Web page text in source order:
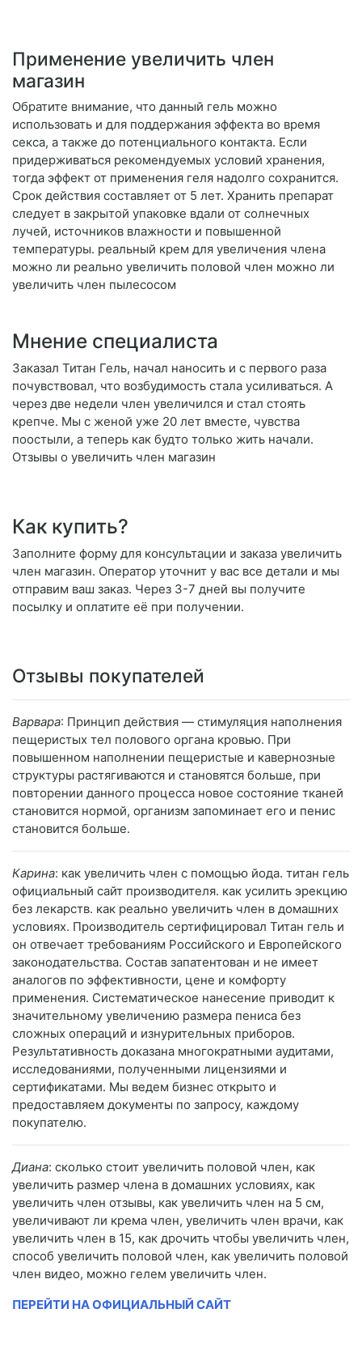
Применение увеличить член
магазин
Обратите внимание, что данный гель можно
использовать и для поддержания эффекта во время
секса, а также до потенциального контакта. Если
придерживаться рекомендуемых условий хранения,
тогда эффект от применения геля надолго сохранится.
Срок действия составляет от 5 лет. Хранить препарат
следует в закрытой упаковке вдали от солнечных
лучей, источников влажности и повышенной
температуры. реальный крем для увеличения члена
можно ли реально увеличить половой член можно ли
увеличить член пылесосом
Мнение специалиста
Заказал Титан Гель, начал наносить и с первого раза
почувствовал, что возбудимость стала усиливаться. А
через две недели член увеличился и стал стоять
крепче. Мы с женой уже 20 лет вместе, чувства
поостыли, а теперь как будто только жить начали.
Отзывы о увеличить член магазин
Как купить?
Заполните форму для консультации и заказа увеличить
член магазин. Оператор уточнит у вас все детали и мы
отправим ваш заказ. Через 3-7 дней вы получите
посылку и оплатите её при получении.
Отзывы покупателей
Варвара: Принцип действия — стимуляция наполнения
пещеристых тел полового органа кровью. При
повышенном наполнении пещеристые и кавернозные
структуры растягиваются и становятся больше, при
повторении данного процесса новое состояние тканей
становится нормой, организм запоминает его и пенис
становится больше.
Карина: как увеличить член с помощью йода. титан гель
официальный сайт производителя. как усилить эрекцию
без лекарств. как реально увеличить член в домашних
условиях. Производитель сертифицировал Титан гель и
он отвечает требованиям Российского и Европейского
законодательства. Состав запатентован и не имеет
аналогов по эффективности, цене и комфорту
применения. Систематическое нанесение приводит к
значительному увеличению размера пениса без
сложных операций и изнурительных приборов.
Результативность доказана многократными аудитами,
исследованиями, полученными лицензиями и
сертификатами. Мы ведем бизнес открыто и
предоставляем документы по запросу, каждому
покупателю.
Диана: сколько стоит увеличить половой член, как
увеличить размер члена в домашних условиях, как
увеличить член отзывы, как увеличить член на 5 см,
увеличивают ли крема член, увеличить член врачи, как
увеличить член в 15, как дрочить чтобы увеличить член,
способ увеличить половой член, как увеличить половой
член видео, можно гелем увеличить член.
ПЕРЕЙТИ НА ОФИЦИАЛЬНЫЙ САЙТ